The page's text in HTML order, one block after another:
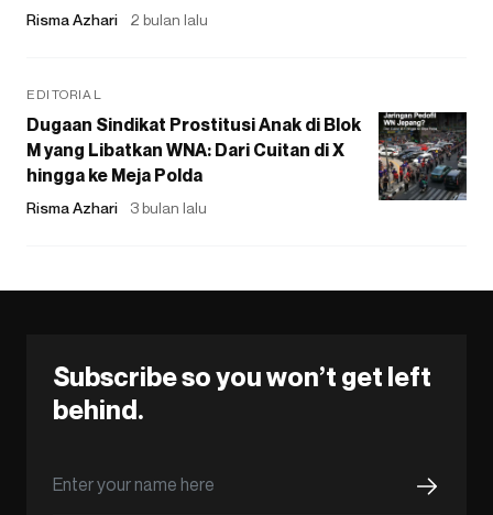
Risma Azhari 2 bulan lalu
EDITORIAL
Dugaan Sindikat Prostitusi Anak di Blok
M yang Libatkan WNA: Dari Cuitan di X
hingga ke Meja Polda
Risma Azhari 3 bulan lalu
Subscribe so you won’t get left
behind.